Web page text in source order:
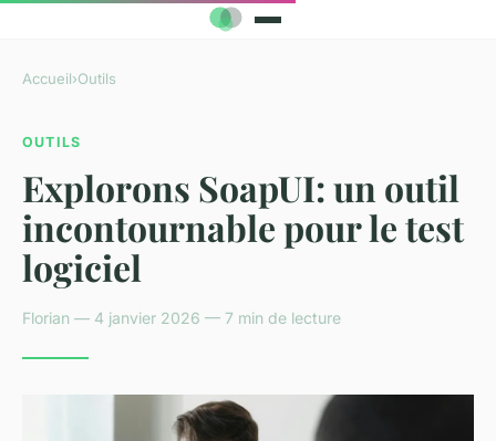
Accueil›Outils
OUTILS
Explorons SoapUI: un outil
incontournable pour le test
logiciel
Florian — 4 janvier 2026 — 7 min de lecture